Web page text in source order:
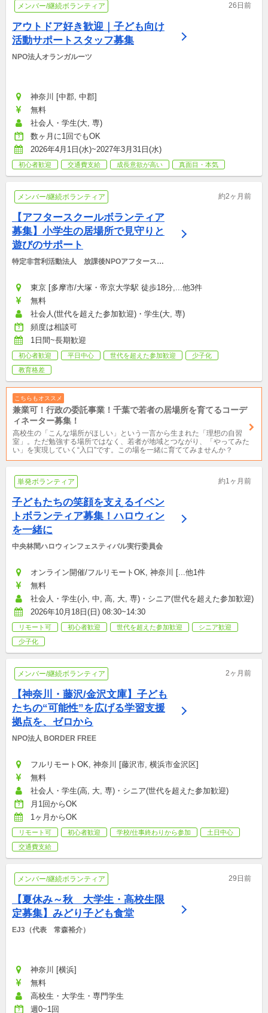
メンバー/継続ボランティア 26日前
アウトドア好き歓迎｜子ども向け
活動サポートスタッフ募集
NPO法人オランガルーツ
神奈川 [中郡, 中郡]
無料
社会人・学生(大, 専)
数ヶ月に1回でもOK
2026年4月1日(水)~2027年3月31日(水)
初心者歓迎 交通費支給 成長意欲が高い 真面目・本気
メンバー/継続ボランティア 約2ヶ月前
【アフタースクールボランティア
募集】小学生の居場所で見守りと
遊びのサポート
特定非営利活動法人　放課後NPOアフタースク
東京 [多摩市/大塚・帝京大学駅 徒歩18分,...他3件
無料
社会人(世代を超えた参加歓迎)・学生(大, 専)
頻度は相談可
1日間~長期歓迎
初心者歓迎 平日中心 世代を超えた参加歓迎
少子化
教育格差
こちらもオススメ
兼業可！行政の委託事業！千葉で若者の居場所を育てるコーデ
ィネーター募集！
高校生の「こんな場所がほしい」という一言から生まれた「理想の自習
室」。ただ勉強する場所ではなく、若者が地域とつながり、「やってみた
い」を実現していく“入口”です。この場を一緒に育ててみませんか？
単発ボランティア 約1ヶ月前
子どもたちの笑顔を支えるイベン
トボランティア募集！ハロウィン
を一緒に
中央林間ハロウィンフェスティバル実行委員会
オンライン開催/フルリモートOK, 神奈川 [...他1件
無料
社会人・学生(小, 中, 高, 大, 専)・シニア(世代を超えた参加歓迎)
2026年10月18日(日) 08:30~14:30
リモート可 初心者歓迎 世代を超えた参加歓迎
シニア歓迎
少子化
メンバー/継続ボランティア 2ヶ月前
【神奈川・藤沢/金沢文庫】子ども
たちの“可能性”を広げる学習支援
拠点を、ゼロから
NPO法人 BORDER FREE
フルリモートOK, 神奈川 [藤沢市, 横浜市金沢区]
無料
社会人・学生(高, 大, 専)・シニア(世代を超えた参加歓迎)
月1回からOK
1ヶ月からOK
リモート可 初心者歓迎 学校/仕事終わりから参加
土日中心
交通費支給
メンバー/継続ボランティア 29日前
【夏休み～秋　大学生・高校生限
定募集】みどり子ども食堂
EJ3（代表　常森裕介）
神奈川 [横浜]
無料
高校生・大学生・専門学生
週0~1回